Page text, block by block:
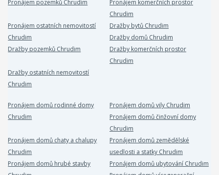
Pronájem pozemků Chrudim
Pronájem komerčních prostor
Chrudim
Pronájem ostatních nemovitostí
Chrudim
Dražby bytů Chrudim
Dražby domů Chrudim
Dražby pozemků Chrudim
Dražby komerčních prostor
Chrudim
Dražby ostatních nemovitostí
Chrudim
Pronájem domů rodinné domy
Chrudim
Pronájem domů vily Chrudim
Pronájem domů činžovní domy
Chrudim
Pronájem domů chaty a chalupy
Chrudim
Pronájem domů zemědělské
usedlosti a statky Chrudim
Pronájem domů hrubé stavby
Pronájem domů ubytování Chrudim